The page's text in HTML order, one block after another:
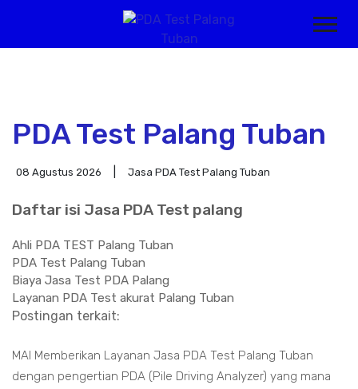
PDA Test Palang Tuban
08 Agustus 2026 Jasa PDA Test Palang Tuban
Daftar isi Jasa PDA Test palang
Ahli PDA TEST Palang Tuban
PDA Test Palang Tuban
Biaya Jasa Test PDA Palang
Layanan PDA Test akurat Palang Tuban
Postingan terkait:
MAI Memberikan Layanan Jasa PDA Test Palang Tuban
dengan pengertian PDA (Pile Driving Analyzer) yang mana